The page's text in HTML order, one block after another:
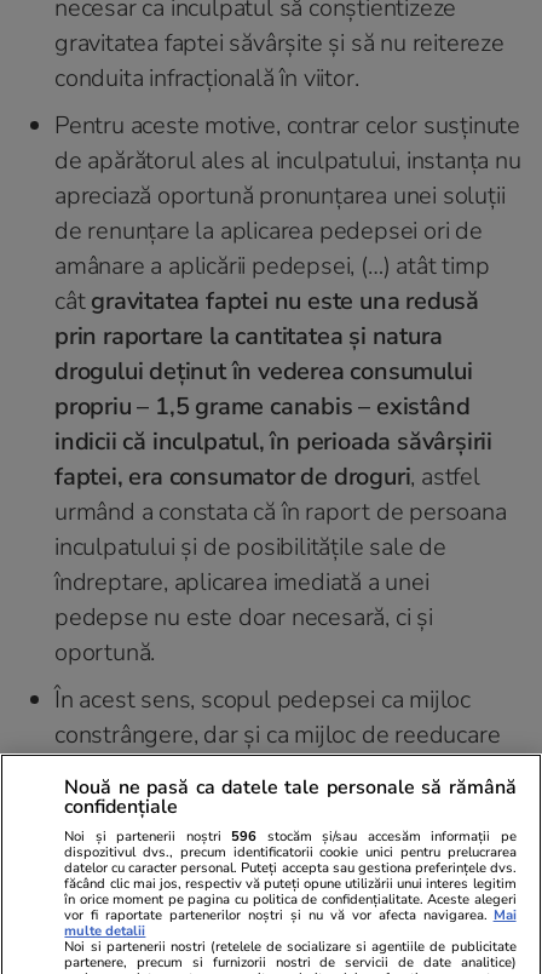
necesar ca inculpatul să conștientizeze
gravitatea faptei săvârșite și să nu reitereze
conduita infracțională în viitor.
Pentru aceste motive, contrar celor susținute
de apărătorul ales al inculpatului, instanța nu
apreciază oportună pronunțarea unei soluții
de renunțare la aplicarea pedepsei ori de
amânare a aplicării pedepsei, (…) atât timp
câtgravitatea faptei nu este una redusă
prin raportare la cantitatea și natura
drogului deținut în vederea consumului
propriu – 1,5 grame canabis – existând
indicii că inculpatul, în perioada săvârșirii
faptei, era consumator de droguri, astfel
urmând a constata că în raport de persoana
inculpatului și de posibilitățile sale de
îndreptare, aplicarea imediată a unei
pedepse nu este doar necesară, ci și
oportună.
În acest sens, scopul pedepsei ca mijloc
constrângere, dar și ca mijloc de reeducare
conștientizeze că respectarea legii penale
este o necesitate și că numai respectând
legea penală acesta poate evita aplicarea și
executarea în viitor a altor pedepse, inclusiv
pedepse cu închisoarea”, se arată în
Nouă ne pasă ca datele tale personale să rămână
confidențiale
Noi și partenerii noștri 596 stocăm și/sau accesăm informații pe
dispozitivul dvs., precum identificatorii cookie unici pentru prelucrarea
datelor cu caracter personal. Puteți accepta sau gestiona preferințele dvs.
făcând clic mai jos, respectiv vă puteți opune utilizării unui interes legitim
în orice moment pe pagina cu politica de confidențialitate. Aceste alegeri
vor fi raportate partenerilor noștri și nu vă vor afecta navigarea. Mai
multe detalii
Noi si partenerii nostri (retelele de socializare si agentiile de publicitate
partenere, precum si furnizorii nostri de servicii de date analitice)